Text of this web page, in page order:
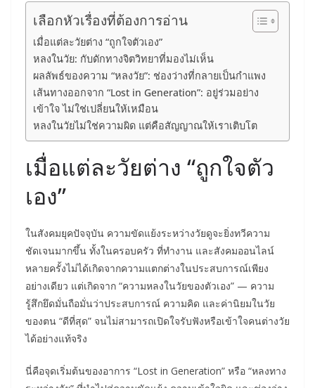
เลือกหัวเรื่องที่ต้องการอ่าน
เมื่อแต่ละวัยต่าง “ถูกใจตัวเอง”
หลงในวัย: กับดักทางจิตวิทยาที่มองไม่เห็น
ผลลัพธ์ของความ “หลงวัย”: ช่องว่างที่กลายเป็นกำแพง
เส้นทางออกจาก “Lost in Generation”: อยู่ร่วมอย่าง
เข้าใจ ไม่ใช่เปลี่ยนให้เหมือน
หลงในวัยไม่ใช่ความผิด แต่คือสัญญาณให้เราเติบโต
เมื่อแต่ละวัยต่าง “ถูกใจตัว
เอง”
ในสังคมยุคปัจจุบัน ความขัดแย้งระหว่างวัยดูจะยิ่งทวีความ
ชัดเจนมากขึ้น ทั้งในครอบครัว ที่ทำงาน และสังคมออนไลน์
หลายครั้งไม่ได้เกิดจากความแตกต่างในประสบการณ์เพียง
อย่างเดียว แต่เกิดจาก “ความหลงในวัยของตัวเอง” — ความ
รู้สึกยึดมั่นถือมั่นว่าประสบการณ์ ความคิด และค่านิยมในวัย
ของตน “ดีที่สุด” จนไม่สามารถเปิดใจรับฟังหรือเข้าใจคนต่างวัย
ได้อย่างแท้จริง
นี่คือจุดเริ่มต้นของอาการ “Lost in Generation” หรือ “หลงทาง